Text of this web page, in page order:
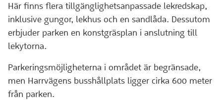
Här finns flera tillgänglighetsanpassade lekredskap,
inklusive gungor, lekhus och en sandlåda. Dessutom
erbjuder parken en konstgräsplan i anslutning till
lekytorna.
Parkeringsmöjligheterna i området är begränsade,
men Harrvägens busshållplats ligger cirka 600 meter
från parken.